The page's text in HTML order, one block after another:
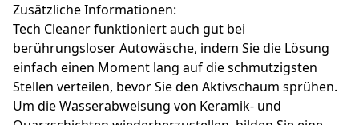
Zusätzliche Informationen:
Tech Cleaner funktioniert auch gut bei
berührungsloser Autowäsche, indem Sie die Lösung
einfach einen Moment lang auf die schmutzigsten
Stellen verteilen, bevor Sie den Aktivschaum sprühen.
Um die Wasserabweisung von Keramik- und